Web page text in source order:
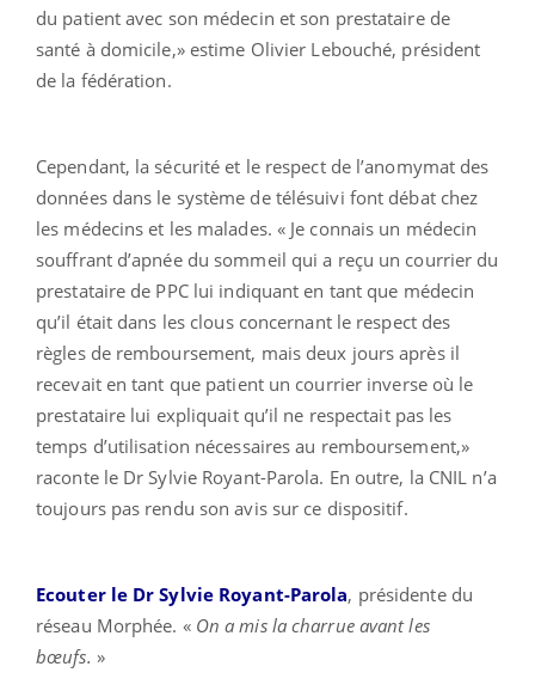
du patient avec son médecin et son prestataire de
santé à domicile,» estime Olivier Lebouché, président
de la fédération.
Cependant, la sécurité et le respect de l’anomymat des
données dans le système de télésuivi font débat chez
les médecins et les malades. « Je connais un médecin
souffrant d’apnée du sommeil qui a reçu un courrier du
prestataire de PPC lui indiquant en tant que médecin
qu’il était dans les clous concernant le respect des
règles de remboursement, mais deux jours après il
recevait en tant que patient un courrier inverse où le
prestataire lui expliquait qu’il ne respectait pas les
temps d’utilisation nécessaires au remboursement,»
raconte le Dr Sylvie Royant-Parola. En outre, la CNIL n’a
toujours pas rendu son avis sur ce dispositif.
Ecouter le Dr Sylvie Royant-Parola, présidente du
réseau Morphée. « On a mis la charrue avant les
bœufs. »